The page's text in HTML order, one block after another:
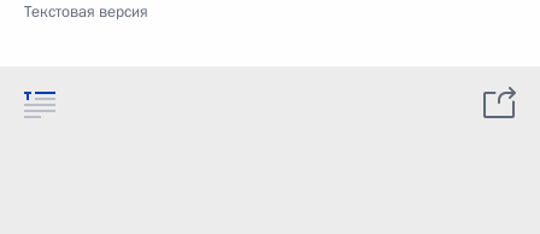
Текстовая версия